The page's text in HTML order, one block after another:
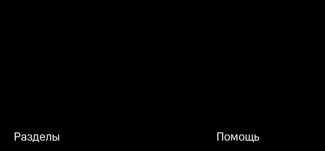
Разделы Помощь